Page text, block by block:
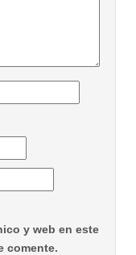
y web en este
comente.